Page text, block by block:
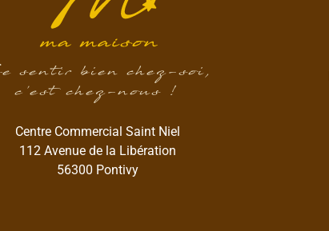
sentir bien chez-soi,
c’est chez-nous !
Centre Commercial Saint Niel
112 Avenue de la Libération
56300 Pontivy